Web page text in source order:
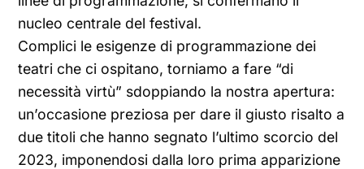
nucleo centrale del festival.
Complici le esigenze di programmazione dei
teatri che ci ospitano, torniamo a fare “di
necessità virtù” sdoppiando la nostra apertura:
un’occasione preziosa per dare il giusto risalto a
due titoli che hanno segnato l’ultimo scorcio del
2023, imponendosi dalla loro prima apparizione